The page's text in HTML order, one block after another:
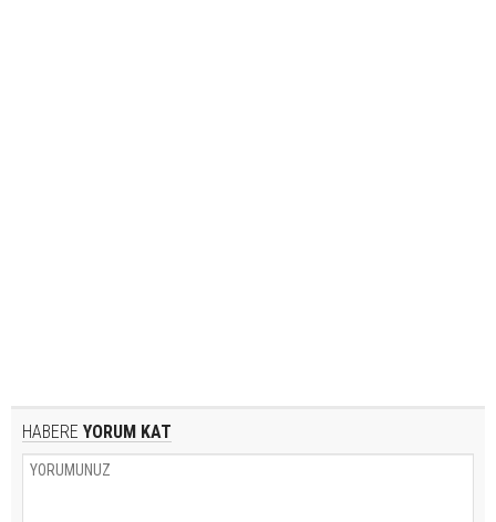
HABERE YORUM KAT